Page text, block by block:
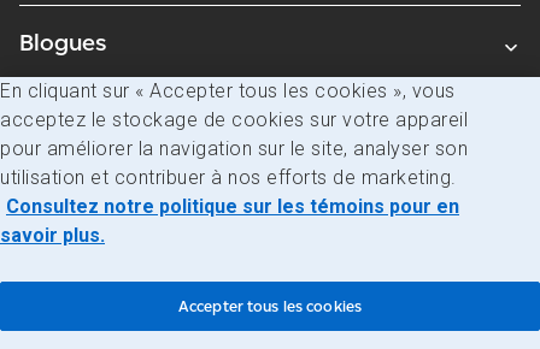
Blogues
Avis juridiques
Confidentialité
Accès à l’information
En cliquant sur « Accepter tous les cookies », vous
acceptez le stockage de cookies sur votre appareil
pour améliorer la navigation sur le site, analyser son
utilisation et contribuer à nos efforts de marketing.
Consultez notre politique sur les témoins pour en
savoir plus.
Accepter tous les cookies